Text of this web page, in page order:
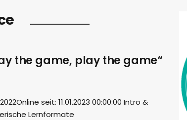
the game, play the game“
seit: 11.01.2023 00:00:00 Intro &
Lernformate